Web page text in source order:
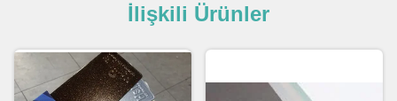
İlişkili Ürünler